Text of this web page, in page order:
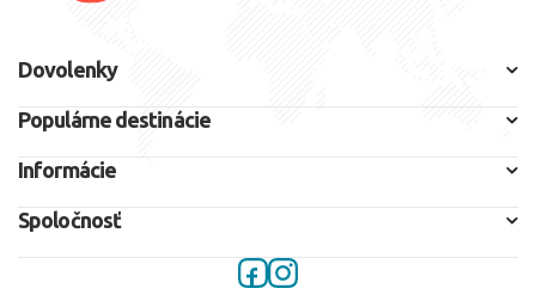
Dovolenky
Populárne destinácie
Informácie
Spoločnosť